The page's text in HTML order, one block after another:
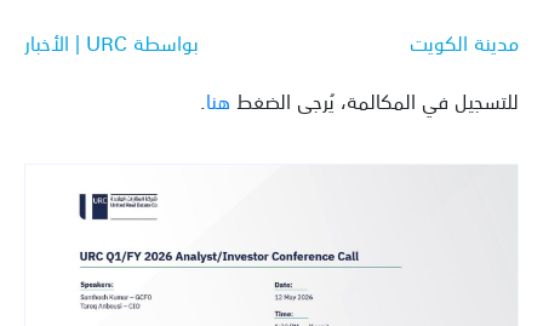
بواسطة URC | الأخبار
مدينة الكويت
للتسجيل في المكالمة، يُرجى الضغط هنا.